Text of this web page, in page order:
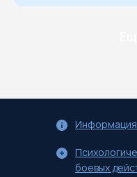
Информация
боевых